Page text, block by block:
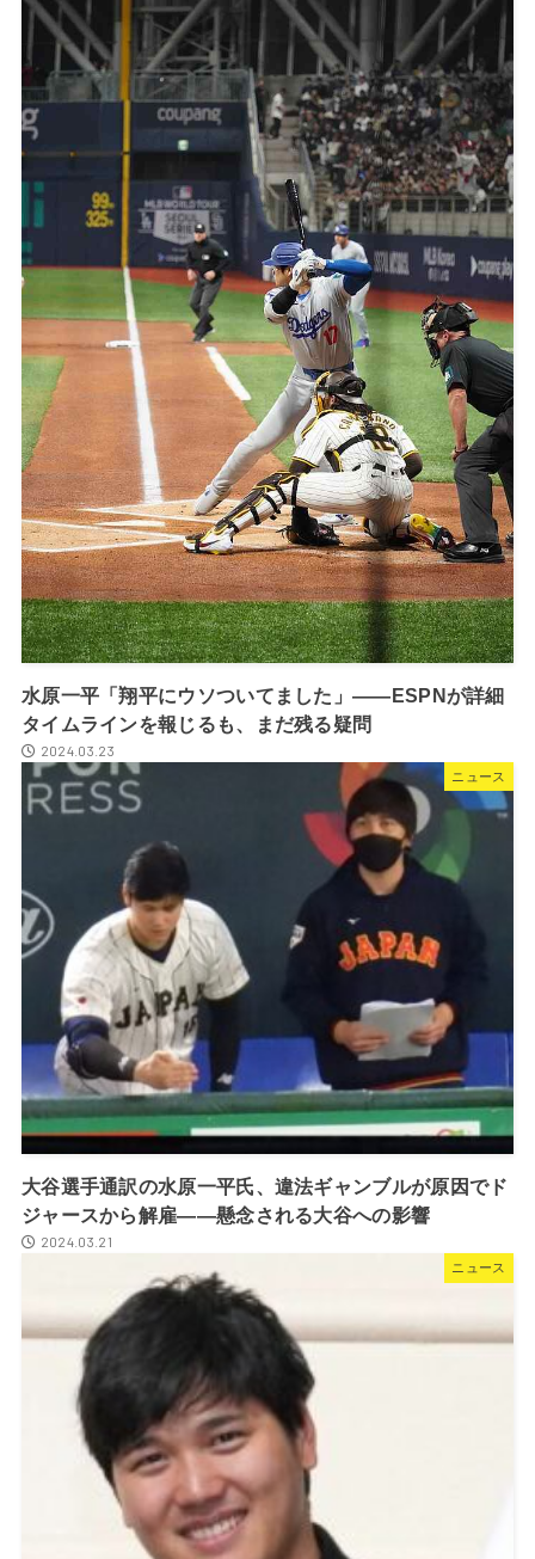
水原一平「翔平にウソついてました」――ESPNが詳細
タイムラインを報じるも、まだ残る疑問
2024.03.23
ニュース
大谷選手通訳の水原一平氏、違法ギャンブルが原因でド
ジャースから解雇――懸念される大谷への影響
2024.03.21
ニュース